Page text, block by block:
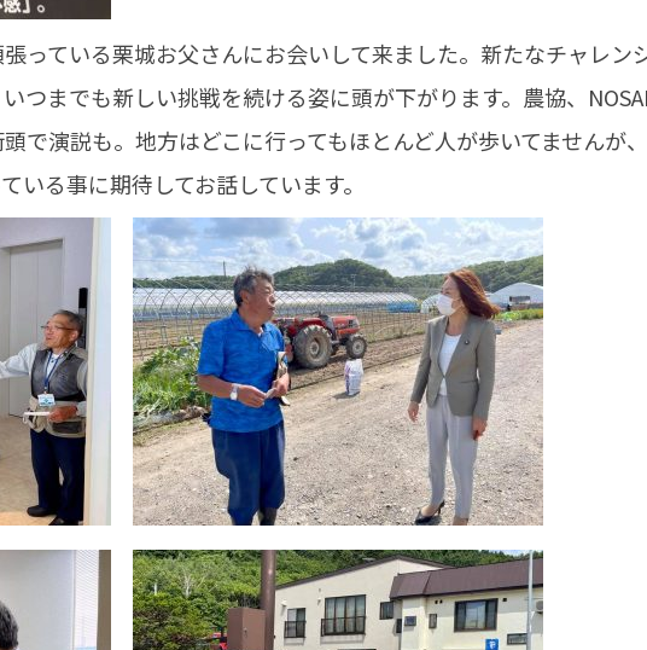
っている栗城お父さんにお会いして来ました。新たなチャレン
つまでも新しい挑戦を続ける姿に頭が下がります。農協、
で演説も。地方はどこに行ってもほとんど人が歩いてませんが
いる事に期待してお話しています。